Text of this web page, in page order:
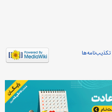
تکذیب‌نامه‌ها